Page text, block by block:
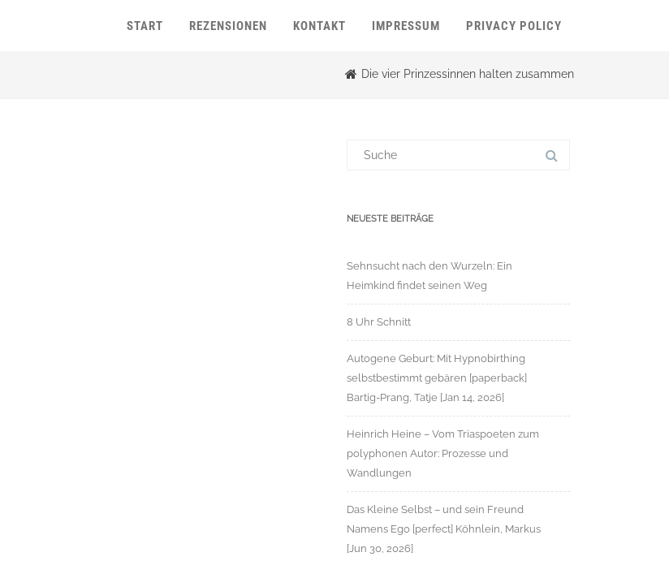
START REZENSIONEN KONTAKT IMPRESSUM PRIVACY POLICY
Die vier Prinzessinnen halten zusammen
NEUESTE BEITRÄGE
Sehnsucht nach den Wurzeln: Ein
Heimkind findet seinen Weg
8 Uhr Schnitt
Autogene Geburt: Mit Hypnobirthing
selbstbestimmt gebären [paperback]
Bartig-Prang, Tatje [Jan 14, 2026]
Heinrich Heine – Vom Triaspoeten zum
polyphonen Autor: Prozesse und
Wandlungen
Das Kleine Selbst – und sein Freund
Namens Ego [perfect] Köhnlein, Markus
[Jun 30, 2026]